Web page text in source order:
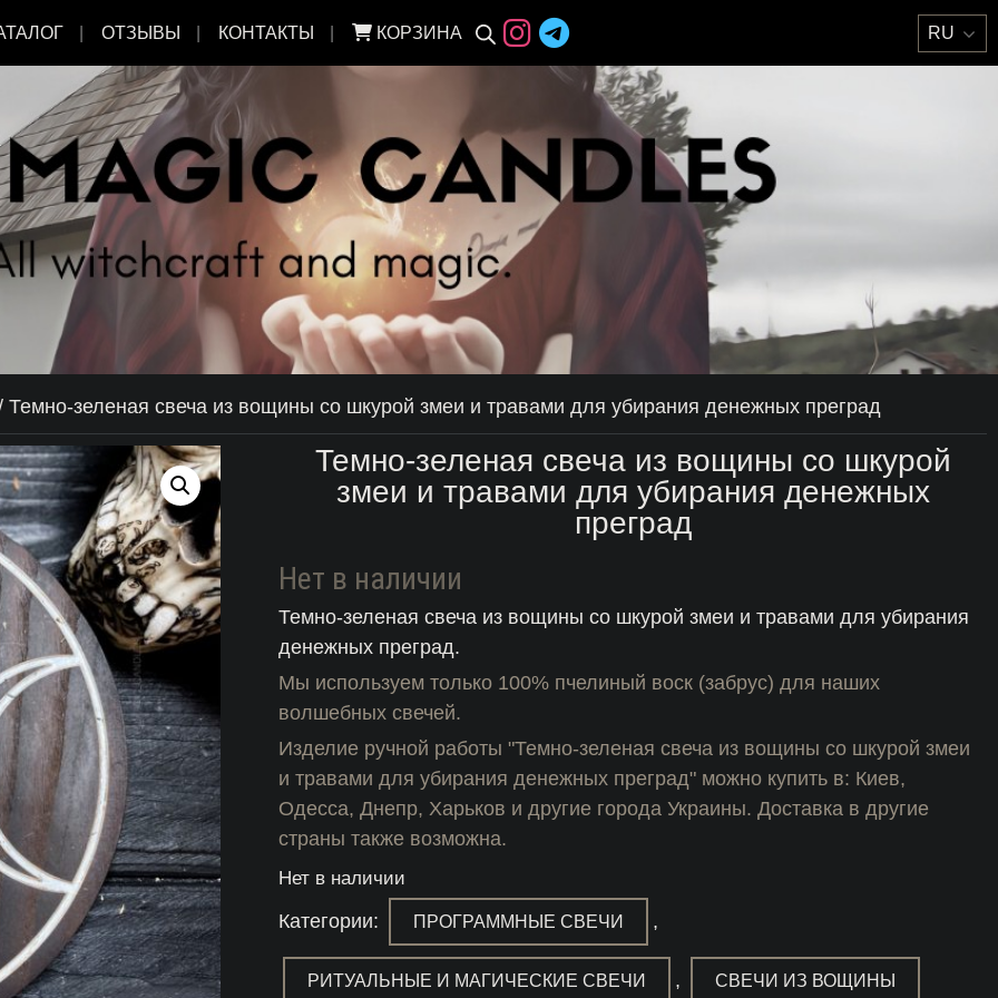
ОТЗЫВЫ КОНТАКТЫ КОРЗИНА
Темно-зеленая свеча из вощины со шкурой змеи и травами для убирания денежных преград
Темно-зеленая свеча из вощины со шкурой
змеи и травами для убирания денежных
преград
Нет в наличии
Темно-зеленая свеча из вощины со шкурой змеи и травами для убирания
денежных преград.
Мы используем только 100% пчелиный воск (забрус) для наших
волшебных свечей.
Изделие ручной работы "Темно-зеленая свеча из вощины со шкурой змеи
и травами для убирания денежных преград" можно купить в: Киев,
Одесса, Днепр, Харьков и другие города Украины. Доставка в другие
страны также возможна.
Нет в наличии
Категории: ПРОГРАММНЫЕ СВЕЧИ ,
РИТУАЛЬНЫЕ И МАГИЧЕСКИЕ СВЕЧИ , СВЕЧИ ИЗ ВОЩИНЫ